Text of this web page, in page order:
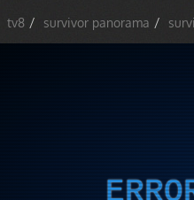
tv8 survivor panorama